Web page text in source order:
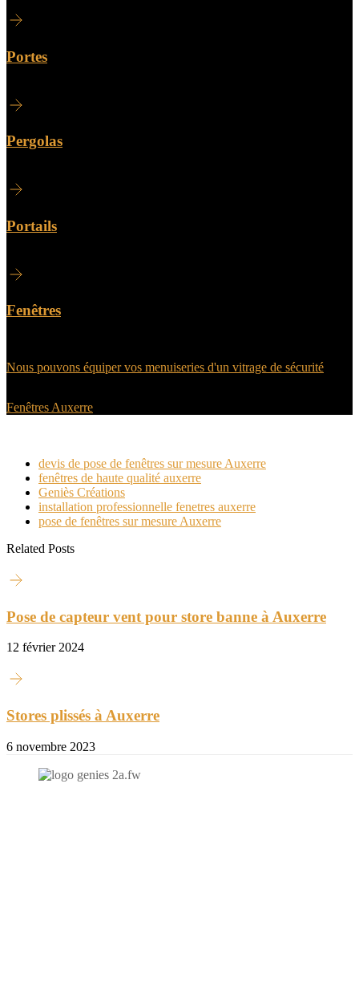
Portes
Pergolas
Portails
Fenêtres
Nous pouvons équiper vos menuiseries d'un vitrage de sécurité
Fenêtres Auxerre
devis de pose de fenêtres sur mesure Auxerre
fenêtres de haute qualité auxerre
Geniès Créations
installation professionnelle fenetres auxerre
pose de fenêtres sur mesure Auxerre
Related Posts
Pose de capteur vent pour store banne à Auxerre
12 février 2024
Stores plissés à Auxerre
6 novembre 2023